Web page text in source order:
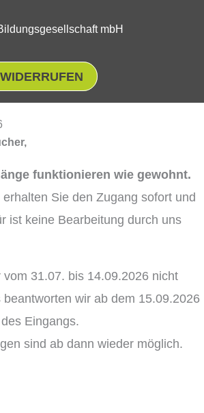
mbH
funktionieren wie gewohnt.
Sie den Zugang sofort und
ist keine Bearbeitung durch uns
31.07. bis 14.09.2026 nicht
wir ab dem 15.09.2026
Eingangs.
sind ab dann wieder möglich.